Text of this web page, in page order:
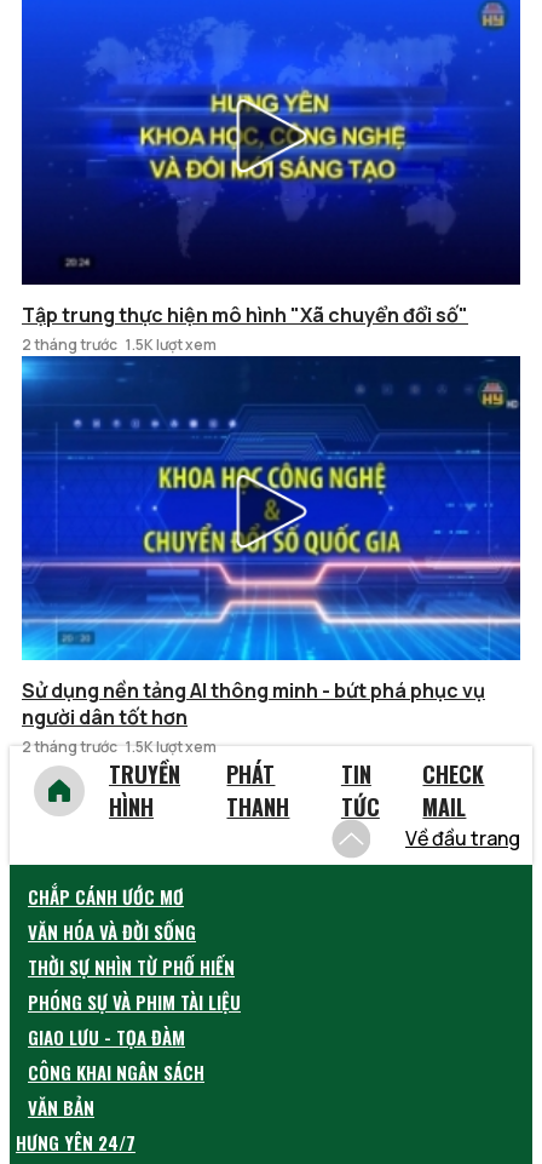
Tập trung thực hiện mô hình "Xã chuyển đổi số"
2 tháng trước 1.5K lượt xem
Sử dụng nền tảng AI thông minh - bứt phá phục vụ
người dân tốt hơn
2 tháng trước 1.5K lượt xem
TRUYỀN
HÌNH
PHÁT
THANH
TIN
TỨC
CHECK
MAIL
Về đầu trang
CHẮP CÁNH ƯỚC MƠ
VĂN HÓA VÀ ĐỜI SỐNG
THỜI SỰ NHÌN TỪ PHỐ HIẾN
PHÓNG SỰ VÀ PHIM TÀI LIỆU
GIAO LƯU - TỌA ĐÀM
CÔNG KHAI NGÂN SÁCH
VĂN BẢN
HƯNG YÊN 24/7